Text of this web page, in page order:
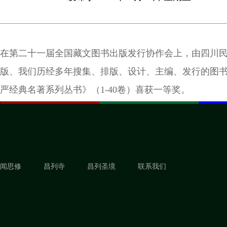
在第二十一届全国藏文图书出版发行协作会上，由四川
版、我们历经多年搜集、排版、设计、主编、发行的图
严经典名著系列丛书》（1-40卷）喜获一等奖。
闻思修 昌列寺 昌列圣境 联系我们